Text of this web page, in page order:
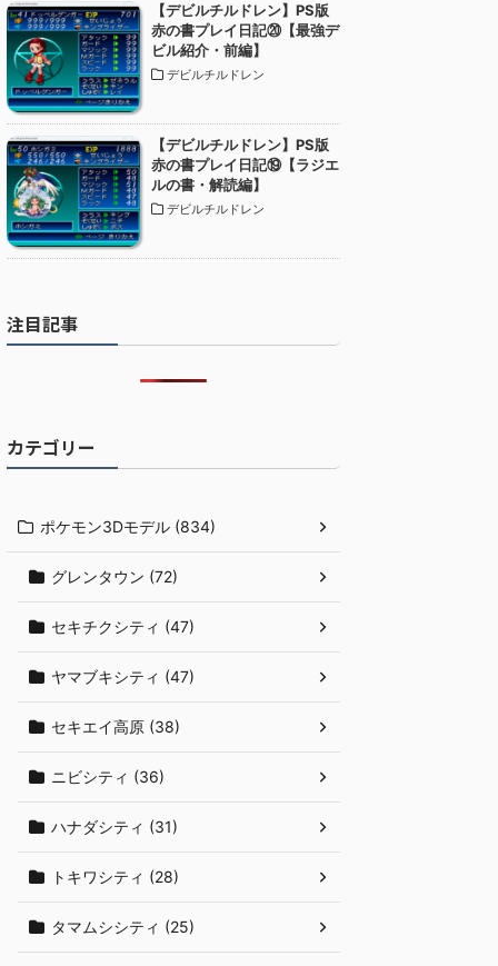
【デビルチルドレン】PS版
赤の書プレイ日記⑳【最強デ
ビル紹介・前編】
デビルチルドレン
【デビルチルドレン】PS版
赤の書プレイ日記⑲【ラジエ
ルの書・解読編】
デビルチルドレン
注目記事
カテゴリー
ポケモン3Dモデル (834)
グレンタウン (72)
セキチクシティ (47)
ヤマブキシティ (47)
セキエイ高原 (38)
ニビシティ (36)
ハナダシティ (31)
トキワシティ (28)
タマムシシティ (25)